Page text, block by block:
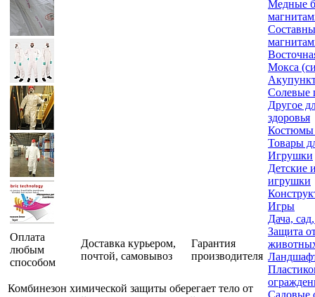
Оплата
любым
способом
Доставка курьером,
почтой, самовывоз
Гарантия
производителя
Комбинезон химической защиты оберегает тело от
Медные
Мокса
Солевые
Другое
здоровья
Костюмы
Товары
Игрушки
Детские
игрушки
Игры
Дача,
Защита
Садовые